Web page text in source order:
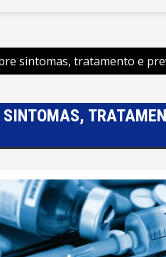
sintomas, tratamento e